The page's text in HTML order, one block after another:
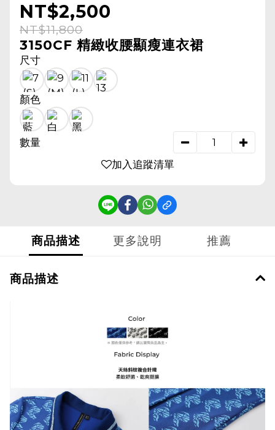
NT$2,500
NT$11,800
3150CF 精緻收腰顯瘦連衣裙
尺寸
顏色
數量
加入追蹤清單
商品描述 更多說明 推薦
商品描述